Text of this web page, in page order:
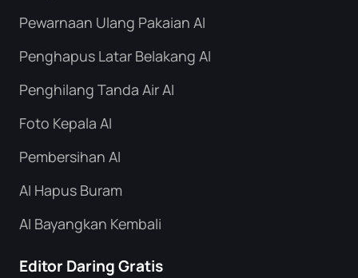
Pewarnaan Ulang Pakaian AI
Penghapus Latar Belakang AI
Penghilang Tanda Air AI
Foto Kepala AI
Pembersihan AI
AI Hapus Buram
AI Bayangkan Kembali
Editor Daring Gratis